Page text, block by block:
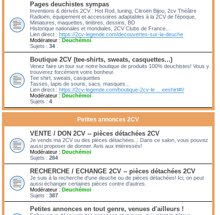
Pages deuchistes sympas
Inventions & dérivés 2CV : Hot Rod, tuning, Citroën Bijou, 2cv Théâtre
Radioën, équipement et accessoires adaptables à la 2CV de l'époque,
Miniatures, maquettes, timbres, dessins, BD
Historique nationales et mondiales, 2CV Clubs de France...
Lien direct : https://2cv-legende.com/decouvertes-sur-la-deuche
Modérateur : Deuchémoi
Sujets : 34
Boutique 2CV (tee-shirts, sweats, casquettes...)
Venez faire un tour sur notre boutique de produits 100% deuchistes! Vous y
trouverez forcément votre bonheur.
Tee shirt, sweats, casquettes
Tasses, tapis de souris, sacs, masques...
Lien direct : https://2cv-legende.com/boutique-2cv-le ... eeshirt#!/
Modérateur : Deuchémoi
Sujets : 4
Petites annonces 2CV
VENTE / DON 2CV -- pièces détachées 2CV
Je vends ma 2CV ou des pièces détachées... Dans ce salon, vous pouvez
aussi proposer de donner. Avis aux intéressés!
Modérateur : Deuchémoi
Sujets : 264
RECHERCHE / ECHANGE 2CV -- pièces détachées 2CV
Je suis à la recherche d'une deuche ou de pièces détachées! Ici, on peut
aussi échanger certaines pièces contre d'autres.
Modérateur : Deuchémoi
Sujets : 387
Petites annonces en tout genre, venues d'ailleurs !